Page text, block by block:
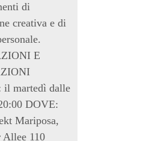
di
creativa e di
E
martedì dalle
DOVE:
Mariposa,
Allee 110